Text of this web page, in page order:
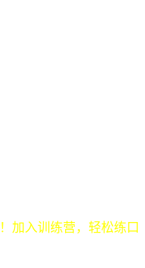
加入训练营，轻松练口